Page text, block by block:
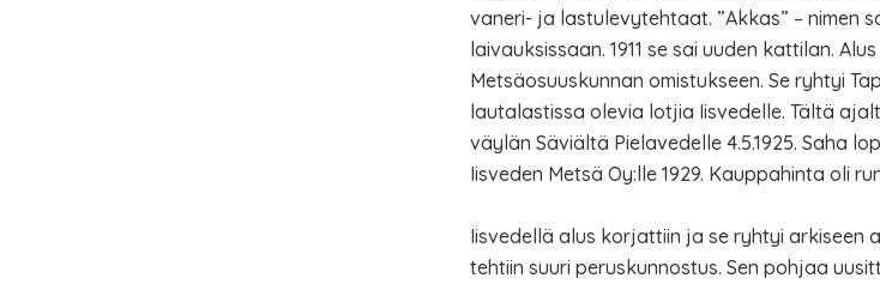
vaneri- ja lastulevytehtaat. ”Akkas” – nimen
laivauksissaan. 1911 se sai uuden kattilan.
Metsäosuuskunnan omistukseen. Se ryhtyi
lautalastissa olevia lotjia Iisvedelle. Tältä
väylän Säviältä Pielavedelle 4.5.1925. Saha
Iisveden Metsä Oy:lle 1929. Kauppahinta oli
Iisvedellä alus korjattiin ja se ryhtyi arkiseen
tehtiin suuri peruskunnostus. Sen pohjaa